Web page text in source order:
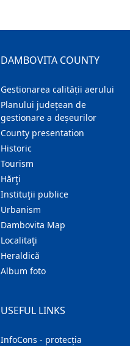
DAMBOVITA COUNTY
Gestionarea calității aerului
Planului județean de
gestionare a deșeurilor
County presentation
Historic
Tourism
Hărţi
Instituţii publice
Urbanism
Dambovita Map
Localitaţi
Heraldică
Album foto
USEFUL LINKS
InfoCons - protecția